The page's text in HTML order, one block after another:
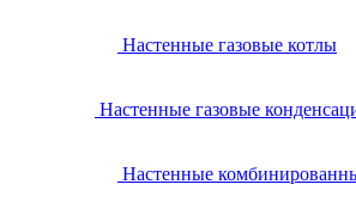
Настенные газовые котлы
Настенные газовые
Настенные